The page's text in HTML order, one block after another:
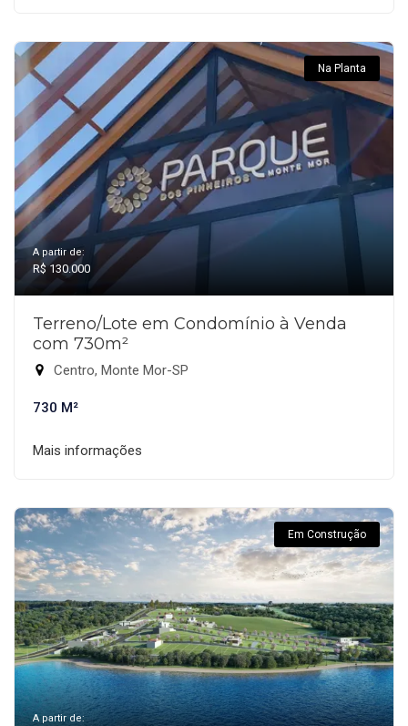
Na Planta
A partir de:
R$ 130.000
Terreno/Lote em Condomínio à Venda
com 730m²
Centro, Monte Mor-SP
730 M²
Mais informações
Em Construção
A partir de: